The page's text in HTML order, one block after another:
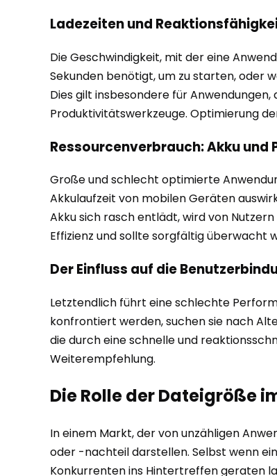
Ladezeiten und
Die Geschwindigkeit, mit der eine
Sekunden benötigt, um zu starten, oder
Dies gilt insbesondere für
Produktivitätswerkzeuge. Optimierung
Ressourcenverbrauch: Akku und
Große und schlecht optimierte
Akkulaufzeit von mobilen Geräten
Akku sich rasch entlädt, wird von
Effizienz und sollte sorgfältig überwacht
Der Einfluss auf die
Letztendlich führt eine schlechte
konfrontiert werden, suchen sie nach
die durch eine schnelle und
Weiterempfehlung.
Die Rolle der Dateigröße
In einem Markt, der von unzähligen
oder -nachteil darstellen. Selbst wenn
Konkurrenten ins Hintertreffen geraten